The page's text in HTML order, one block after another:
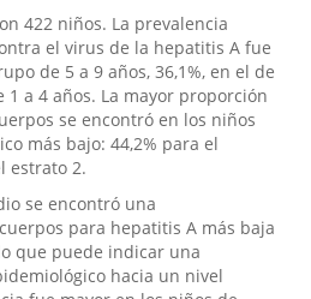
422 niños. La prevalencia
el virus de la hepatitis A fue
de 5 a 9 años, 36,1%, en el de
1 a 4 años. La mayor proporción
se encontró en los niños
más bajo: 44,2% para el
estrato 2.
se encontró una
para hepatitis A más baja
que puede indicar una
hacia un nivel